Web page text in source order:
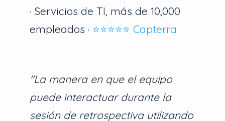
· Servicios de TI, más de 10,000
empleados · ⭐⭐⭐⭐⭐ Capterra
"La manera en que el equipo
puede interactuar durante la
sesión de retrospectiva utilizando